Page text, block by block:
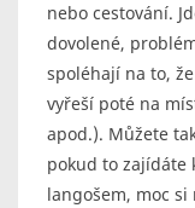
nebo cestování.
dovolené,
spoléhají na to,
vyřeší poté na
apod.). Můžete
pokud to zajídáte
langošem, moc si